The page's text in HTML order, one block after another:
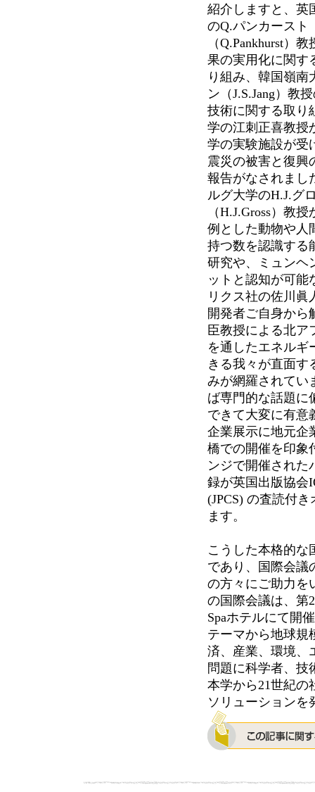
紹介しますと、英
のQ.パンカースト
（Q.Pankhurst）
果の実用化に関す
り組み、韓国嶺南
ン（J.S.Jang）教
技術に関する取り
学の江刺正喜教授
学の実験施設が受
震災の被害と復興
報告がなされまし
ルグ大学のH.J.グ
（H.J.Gross）教
例とした動物や人
持つ数を認識する
研究や、ミュンヘ
ットと認知が可能
リクス社の佐川眞
開発者ご自身から
臣教授による北ア
を通したエネルギ
きる我々が直面す
みが網羅されてい
ば専門的な話題に
できて大変に有意
企業展示に地元企
橋での開催を印象
ンジで開催された
録が英国出版協会
(JPCS) の査読付
ます。
こうした本格的な
であり、国際会議
の方々にご助力を
の国際会議は、第
Spaホテルにて開
テーマから地球規
済、産業、環境、
問題に科学者、技
本学から21世紀の
ソリューションを